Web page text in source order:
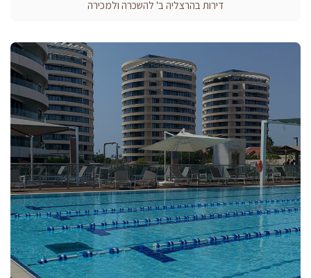
דירות בהרצליה ב' להשכרה ולמכירה